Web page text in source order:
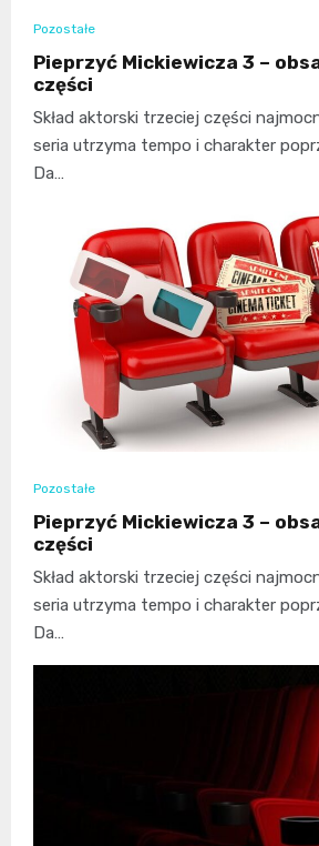
Pozostałe
Pieprzyć Mickiewicza 3 –
części
Skład aktorski trzeciej części
seria utrzyma tempo i charakter
Da…
Pozostałe
Pieprzyć Mickiewicza 3 –
części
Skład aktorski trzeciej części
seria utrzyma tempo i charakter
Da…